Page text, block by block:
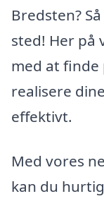
Bredsten?
sted! Her på
med at finde
realisere
effektivt.
Med vores
kan du